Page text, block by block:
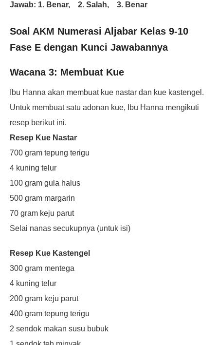
Jawab: 1. Benar, 2. Salah, 3. Benar
Soal AKM Numerasi Aljabar Kelas 9-10
Fase E dengan Kunci Jawabannya
Wacana 3: Membuat Kue
Ibu Hanna akan membuat kue nastar dan kue kastengel.
Untuk membuat satu adonan kue, Ibu Hanna mengikuti
resep berikut ini.
Resep Kue Nastar
700 gram tepung terigu
4 kuning telur
100 gram gula halus
500 gram margarin
70 gram keju parut
Selai nanas secukupnya (untuk isi)
Resep Kue Kastengel
300 gram mentega
4 kuning telur
200 gram keju parut
400 gram tepung terigu
2 sendok makan susu bubuk